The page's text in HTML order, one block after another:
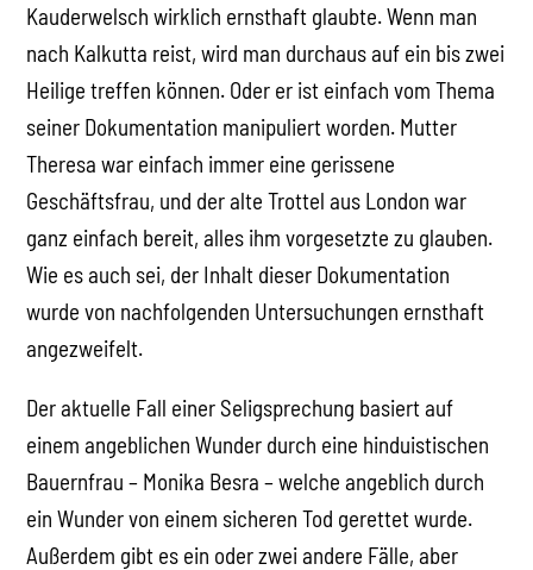
Kauderwelsch wirklich ernsthaft glaubte. Wenn man
nach Kalkutta reist, wird man durchaus auf ein bis zwei
Heilige treffen können. Oder er ist einfach vom Thema
seiner Dokumentation manipuliert worden. Mutter
Theresa war einfach immer eine gerissene
Geschäftsfrau, und der alte Trottel aus London war
ganz einfach bereit, alles ihm vorgesetzte zu glauben.
Wie es auch sei, der Inhalt dieser Dokumentation
wurde von nachfolgenden Untersuchungen ernsthaft
angezweifelt.
Der aktuelle Fall einer Seligsprechung basiert auf
einem angeblichen Wunder durch eine hinduistischen
Bauernfrau – Monika Besra – welche angeblich durch
ein Wunder von einem sicheren Tod gerettet wurde.
Außerdem gibt es ein oder zwei andere Fälle, aber